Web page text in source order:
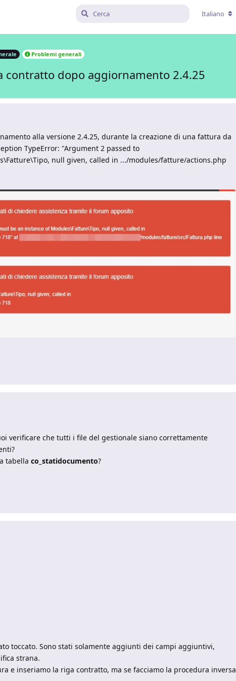
Italiano
Problemi generali
contratto dopo aggiornamento 2.4.25
alla versione 2.4.25, durante la creazione di una fattura da
TypeError: "Argument 2 passed to
null given, called in .../modules/fatture/actions.php
verificare che tutti i file del gestionale siano correttamente
tabella co_statidocumento?
toccato. Sono stati solamente aggiunti dei campi aggiuntivi,
strana.
e inseriamo la riga contratto, ma se facciamo la procedura inversa